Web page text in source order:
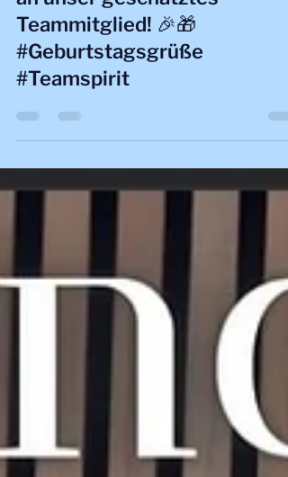
Alles Gute zum Geburtstag 🎂
an unser geschätztes
Teammitglied! 🎉🎁
#Geburtstagsgrüße
#Teamspirit